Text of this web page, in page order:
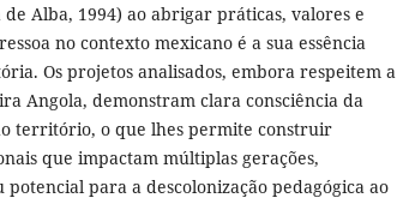
Alba, 1994) ao abrigar práticas, valores e
no contexto mexicano é a sua essência
Os projetos analisados, embora respeitem a
Angola, demonstram clara consciência da
território, o que lhes permite construir
que impactam múltiplas gerações,
potencial para a descolonização pedagógica ao